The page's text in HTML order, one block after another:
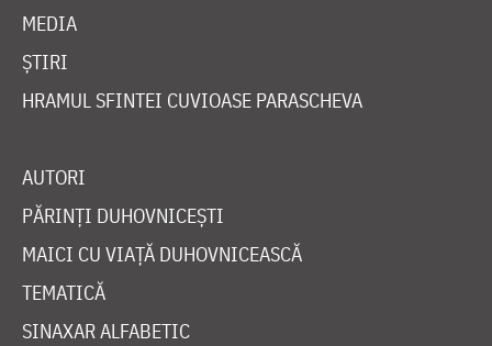
MEDIA
ȘTIRI
HRAMUL SFINTEI CUVIOASE PARASCHEVA
AUTORI
PĂRINȚI DUHOVNICEȘTI
MAICI CU VIAȚĂ DUHOVNICEASCĂ
TEMATICĂ
SINAXAR ALFABETIC